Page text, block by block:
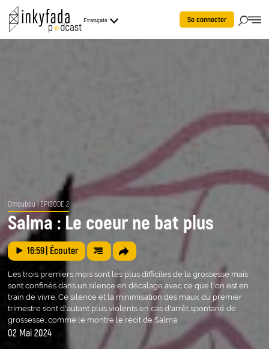
Français Se connecter
Omoubou| ÉPISODE 2
Salma : Le coeur ne bat plus
16:59| Écouter
Les trois premiers mois sont les plus difficiles de la grossesse mais
sont confinés dans un silence en décalage avec ce que l'on est en
train de vivre. Ce silence et la minimisation des maux du premier
trimestre sont d'autant plus violents en cas d'arrêt spontané de
grossesse, comme le montre le récit de Salma.
02 Mai 2024